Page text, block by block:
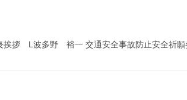
挨拶 L波多野 裕一 交通安全事故防止安全祈